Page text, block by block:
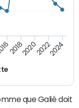
2018202020222024
que Galié doit